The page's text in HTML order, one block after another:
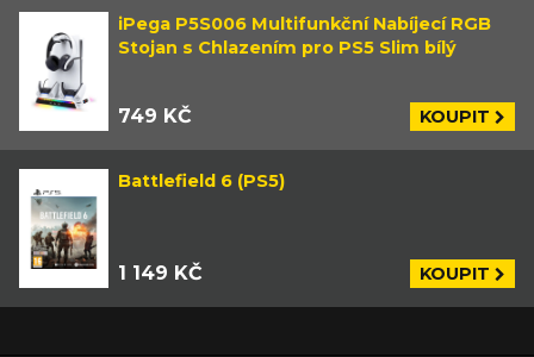
iPega P5S006 Multifunkční Nabíjecí RGB
Stojan s Chlazením pro PS5 Slim bílý
749 KČ KOUPIT
Battlefield 6 (PS5)
1 149 KČ KOUPIT